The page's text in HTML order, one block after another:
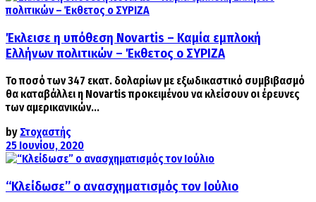
Έκλεισε η υπόθεση Novartis – Καμία εμπλοκή
Ελλήνων πολιτικών – Έκθετος ο ΣΥΡΙΖΑ
Το ποσό των 347 εκατ. δολαρίων με εξωδικαστικό συμβιβασμό
θα καταβάλλει η Novartis προκειμένου να κλείσουν οι έρευνες
των αμερικανικών...
by Στοχαστής
25 Ιουνίου, 2020
“Κλείδωσε” ο ανασχηματισμός τον Ιούλιο